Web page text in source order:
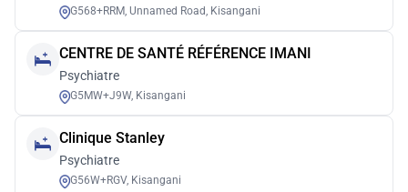
G568+RRM, Unnamed Road, Kisangani
CENTRE DE SANTÉ RÉFÉRENCE IMANI
Psychiatre
G5MW+J9W, Kisangani
Clinique Stanley
Psychiatre
G56W+RGV, Kisangani